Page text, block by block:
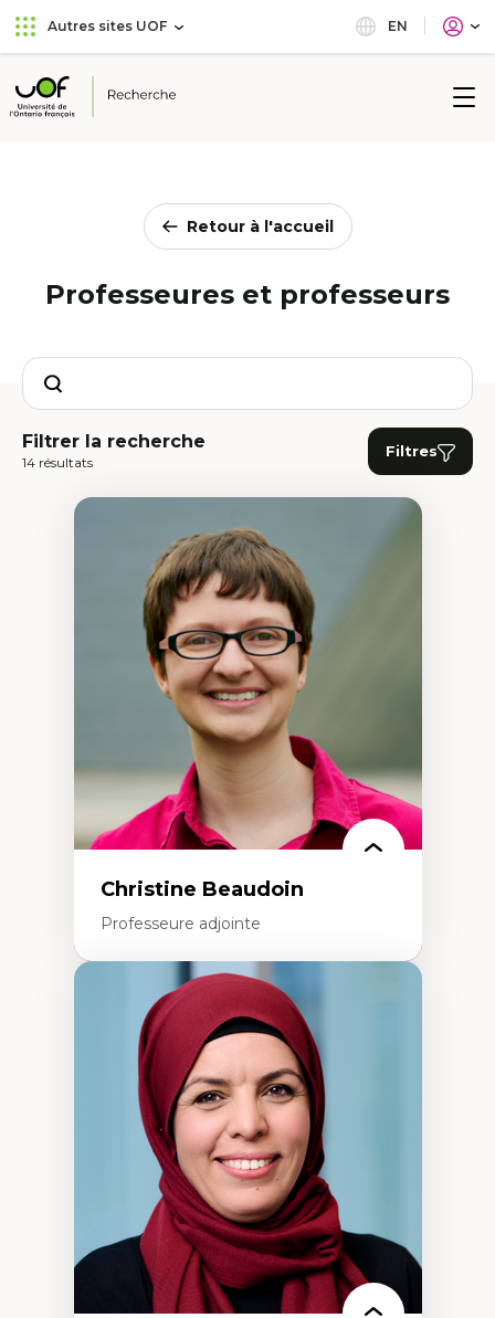
Aller
au
principal
Passer
au
Autres sites UOF EN
Université
Retour à l'accueil
Professeures et professeurs
Search
Filtrer la recherche
14 résultats
Filtres
Christine Beaudoin
Professeure adjointe
Expertises
Méthodes de recherche
Acteurs plus qu'humains
Approches socio-écologiques
Conservation de la biodiversité
Collaboration et méthodes participatives
Études des sciences
Relations humain-environnement
Transdisciplinarité